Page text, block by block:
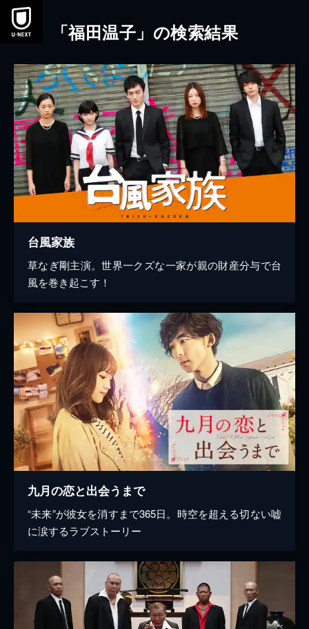
本文へスキップ
「福田温子」の検索結果
台風家族
草なぎ剛主演。世界一クズな一家が親の財産分与で台
風を巻き起こす！
九月の恋と出会うまで
“未来”が彼女を消すまで365日。時空を超える切ない嘘
に涙するラブストーリー